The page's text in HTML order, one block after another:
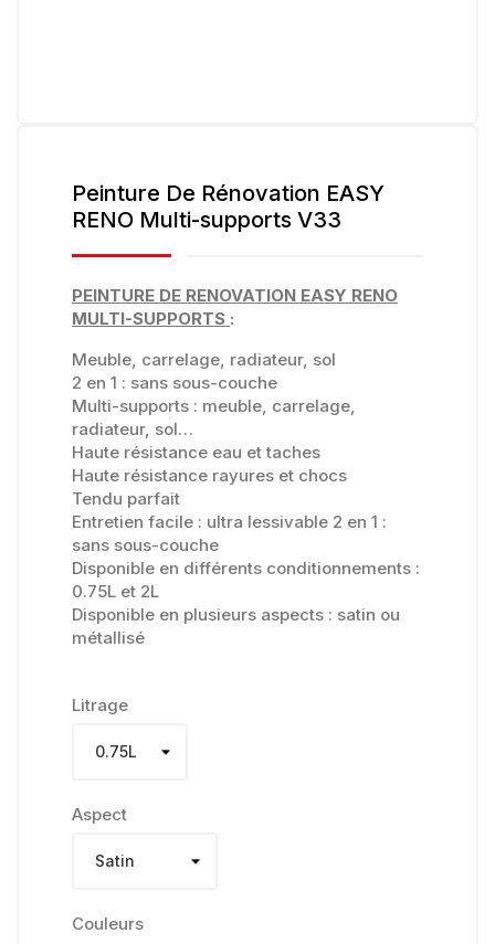
Peinture De Rénovation EASY
RENO Multi-supports V33
PEINTURE DE RENOVATION EASY RENO
MULTI-SUPPORTS :
Meuble, carrelage, radiateur, sol
2 en 1 : sans sous-couche
Multi-supports : meuble, carrelage,
radiateur, sol…
Haute résistance eau et taches
Haute résistance rayures et chocs
Tendu parfait
Entretien facile : ultra lessivable 2 en 1 :
sans sous-couche
Disponible en différents conditionnements :
0.75L et 2L
Disponible en plusieurs aspects : satin ou
métallisé
Litrage
Aspect
Couleurs